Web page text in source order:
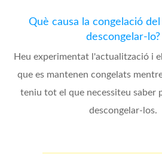
Què causa la congelació
descongelar-lo?
Heu experimentat l'actualització i
que es mantenen congelats
teniu tot el que necessiteu saber
descongelar-los.